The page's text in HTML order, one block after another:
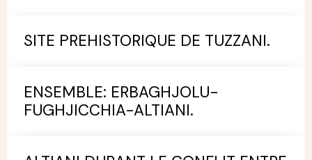
SITE PREHISTORIQUE DE TUZZANI.
ENSEMBLE: ERBAGHJOLU-
FUGHJICCHIA-ALTIANI.